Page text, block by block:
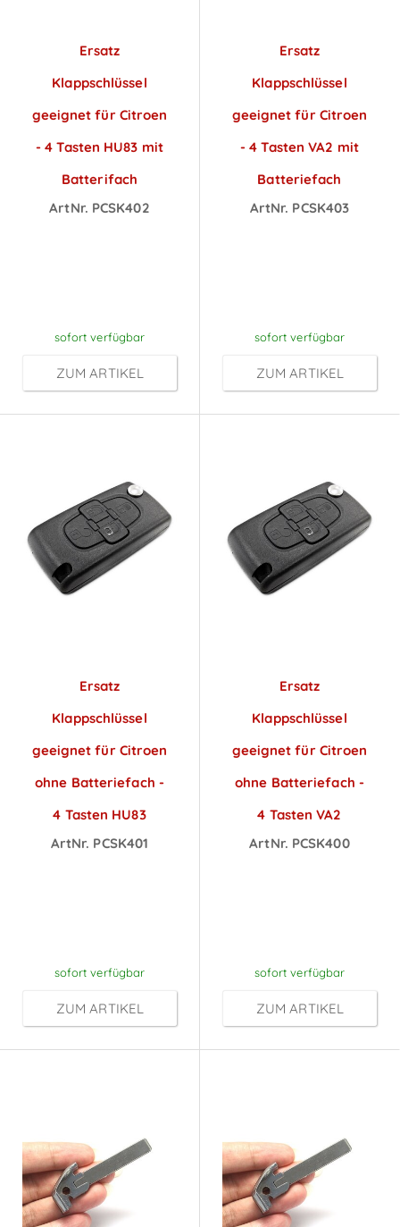
Ersatz
Klappschlüssel
geeignet für Citroen
- 4 Tasten HU83 mit
Batterifach
ArtNr. PCSK402
sofort verfügbar
ZUM ARTIKEL
Ersatz
Klappschlüssel
geeignet für Citroen
- 4 Tasten VA2 mit
Batteriefach
ArtNr. PCSK403
sofort verfügbar
ZUM ARTIKEL
Ersatz
Klappschlüssel
geeignet für Citroen
ohne Batteriefach -
4 Tasten HU83
ArtNr. PCSK401
sofort verfügbar
ZUM ARTIKEL
Ersatz
Klappschlüssel
geeignet für Citroen
ohne Batteriefach -
4 Tasten VA2
ArtNr. PCSK400
sofort verfügbar
ZUM ARTIKEL